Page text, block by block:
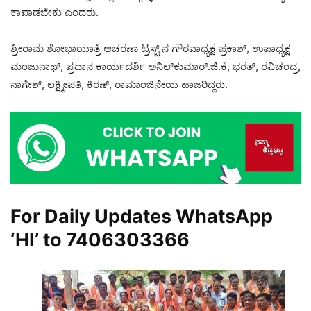
ಕಾಪಾಡಬೇಕು ಎಂದರು.
ಶ್ರೀರಾಮ ಶೋಭಾಯಾತ್ರೆ ಆಚರಣಾ ಟ್ರಸ್ಟ್‌ ನ ಗೌರವಾಧ್ಯಕ್ಷ ಪ್ರಕಾಶ್, ಉಪಾಧ್ಯಕ್ಷ
ಮಂಜುನಾಥ್, ಪ್ರದಾನ ಕಾರ್ಯದರ್ಶಿ ಅನಿಲ್‌ಕುಮಾರ್.ಜಿ.ಕೆ, ಭರತ್, ರವಿಚಂದ್ರ,
ನಾಗೇಶ್, ಲಕ್ಷ್ಮೀಪತಿ, ಕಿರಣ್, ರಾಮಾಂಜಿನೇಯ ಹಾಜರಿದ್ದರು.
For Daily Updates WhatsApp
‘HI’ to 7406303366